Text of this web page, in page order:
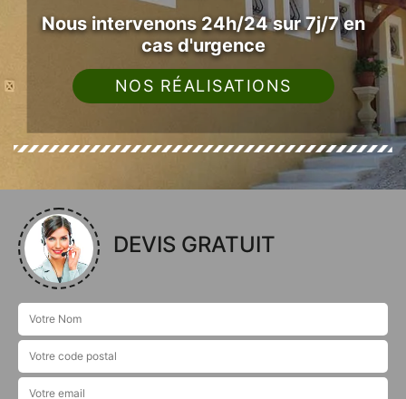
Nous intervenons 24h/24 sur 7j/7 en
cas d'urgence
NOS RÉALISATIONS
DEVIS GRATUIT